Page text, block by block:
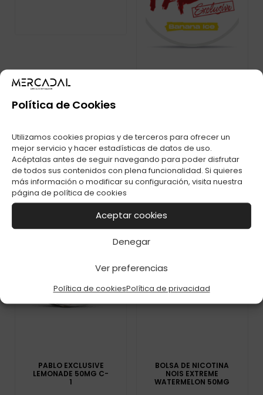
Política de Cookies
Utilizamos cookies propias y de terceros para ofrecer un
mejor servicio y hacer estadísticas de datos de uso.
Acéptalas antes de seguir navegando para poder disfrutar
de todos sus contenidos con plena funcionalidad. Si quieres
más información o modificar su configuración, visita nuestra
página de política de cookies
Aceptar cookies
Denegar
Ver preferencias
Política de cookiesPolítica de privacidad
PABLO EXCLUSIVE
LEMONADE 50MG C-
1
BOLSA DE NICOTINA
NOIS EXTREME
WATERMELON 50MG